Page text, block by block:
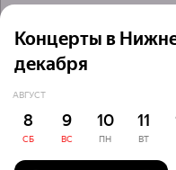
Концерты в
декабря
АВГУСТ
8
СБ
9
ВС
10
ПН
11
ВТ